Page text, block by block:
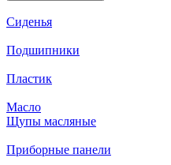
Сиденья
Подшипники
Пластик
Масло
Щупы масляные
Приборные панели